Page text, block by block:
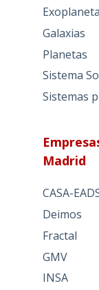
Galaxias
Planetas
Sistema
Sistemas
Madrid
CASA-
Deimos
Fractal
GMV
INSA